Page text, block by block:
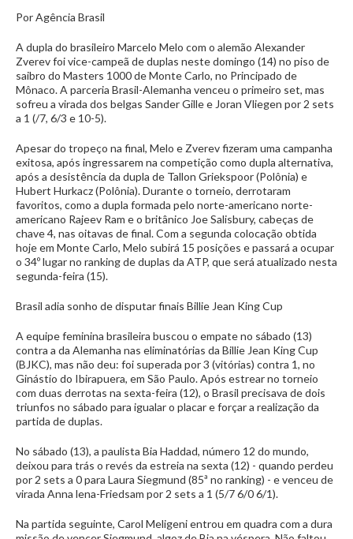
Por Agência Brasil
A dupla do brasileiro Marcelo Melo com o alemão Alexander
Zverev foi vice-campeã de duplas neste domingo (14) no piso de
saibro do Masters 1000 de Monte Carlo, no Principado de
Mônaco. A parceria Brasil-Alemanha venceu o primeiro set, mas
sofreu a virada dos belgas Sander Gille e Joran Vliegen por 2 sets
a 1 (/7, 6/3 e 10-5).
Apesar do tropeço na final, Melo e Zverev fizeram uma campanha
exitosa, após ingressarem na competição como dupla alternativa,
após a desistência da dupla de Tallon Griekspoor (Polônia) e
Hubert Hurkacz (Polônia). Durante o torneio, derrotaram
favoritos, como a dupla formada pelo norte-americano norte-
americano Rajeev Ram e o britânico Joe Salisbury, cabeças de
chave 4, nas oitavas de final. Com a segunda colocação obtida
hoje em Monte Carlo, Melo subirá 15 posições e passará a ocupar
o 34º lugar no ranking de duplas da ATP, que será atualizado nesta
segunda-feira (15).
Brasil adia sonho de disputar finais Billie Jean King Cup
A equipe feminina brasileira buscou o empate no sábado (13)
contra a da Alemanha nas eliminatórias da Billie Jean King Cup
(BJKC), mas não deu: foi superada por 3 (vitórias) contra 1, no
Ginástio do Ibirapuera, em São Paulo. Após estrear no torneio
com duas derrotas na sexta-feira (12), o Brasil precisava de dois
triunfos no sábado para igualar o placar e forçar a realização da
partida de duplas.
No sábado (13), a paulista Bia Haddad, número 12 do mundo,
deixou para trás o revés da estreia na sexta (12) - quando perdeu
por 2 sets a 0 para Laura Siegmund (85ª no ranking) - e venceu de
virada Anna lena-Friedsam por 2 sets a 1 (5/7 6/0 6/1).
Na partida seguinte, Carol Meligeni entrou em quadra com a dura